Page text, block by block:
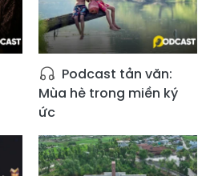
Podcast tản văn:
Mùa hè trong miền ký
ức